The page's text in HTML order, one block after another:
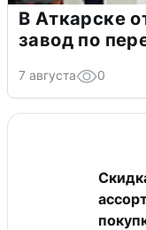
В Аткарске
завод по
7 августа 0